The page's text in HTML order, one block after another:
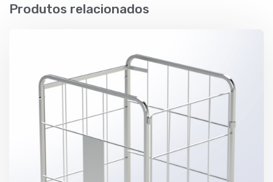
Produtos relacionados